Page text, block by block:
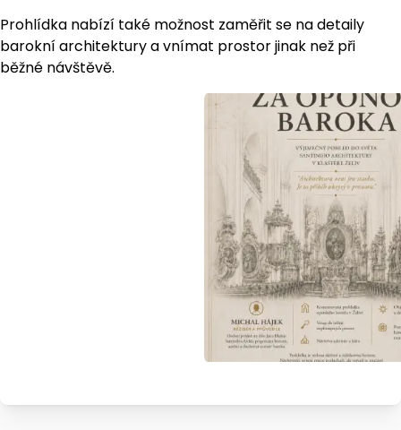
Prohlídka nabízí také možnost zaměřit se na detaily
barokní architektury a vnímat prostor jinak než při
běžné návštěvě.